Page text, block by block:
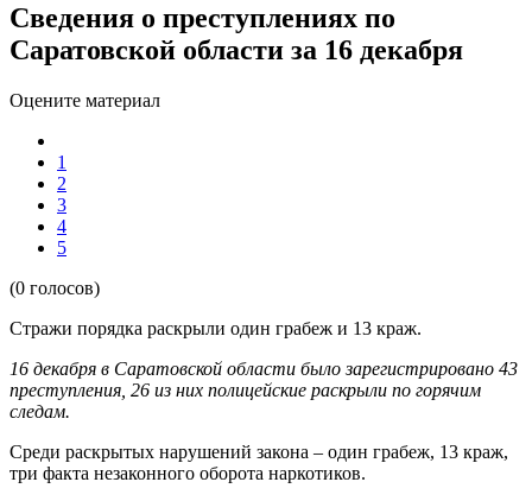
Сведения о преступлениях по
Саратовской области за 16 декабря
Оцените материал
1
2
3
4
5
(0 голосов)
Стражи порядка раскрыли один грабеж и 13 краж.
16 декабря в Саратовской области было зарегистрировано 43
преступления, 26 из них полицейские раскрыли по горячим
следам.
Среди раскрытых нарушений закона – один грабеж, 13 краж,
три факта незаконного оборота наркотиков.